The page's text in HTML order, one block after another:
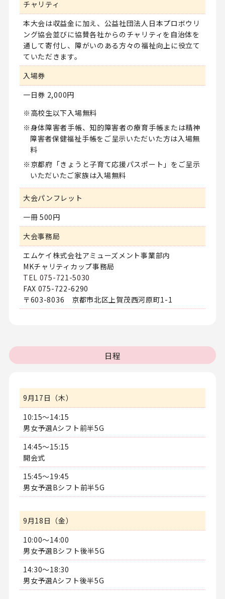
チャリティ
本大会は収益金に加え、公益社団法人日本プロボウリ
ング協会並びに協賛各社からのチャリティを自治体を
通して寄付し、障がいのある方々の福祉向上に役立て
ていただきます。
入場券
一日券 2,000円
高校生以下入場無料
身体障害者手帳、知的障害者の療育手帳または精神
障害者保健福祉手帳をご呈示いただいた方は入場無
料
京都府「きょうと子育て応援パスポート」をご呈示
いただいたご家族は入場無料
大会パンフレット
一冊 500円
大会事務局
エムケイ株式会社アミューズメント事業部内
MKチャリティカップ事務局
TEL 075-721-5030
FAX 075-722-6290
〒603-8036 京都市北区上賀茂西河原町1-1
日程
9月17日（木）
10:15～14:15
男女予選Aシフト前半5G
14:45～15:15
開会式
15:45～19:45
男女予選Bシフト前半5G
9月18日（金）
10:00～14:00
男女予選Bシフト後半5G
14:30～18:30
男女予選Aシフト後半5G